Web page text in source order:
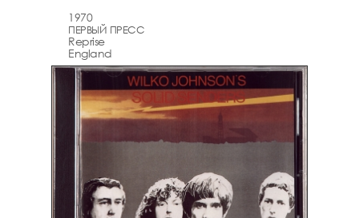
1970
ПЕРВЫЙ ПРЕСС
Reprise
England